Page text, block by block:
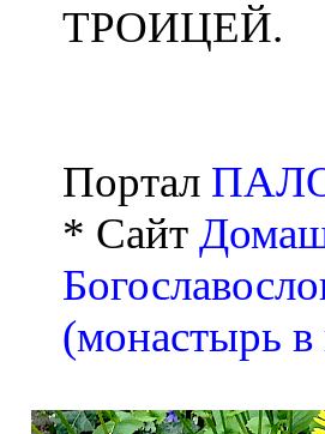
ТРОИЦЕЙ.
Портал
* Сайт
(монастырь